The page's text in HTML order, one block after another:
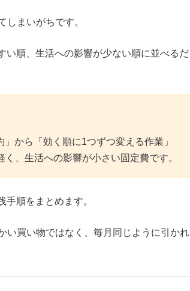
しまいがちです。
い順、生活への影響が少ない順に並べるだ
から「効く順に1つずつ変える作業」
、生活への影響が小さい固定費です。
順をまとめます。
い買い物ではなく、毎月同じように引かれ